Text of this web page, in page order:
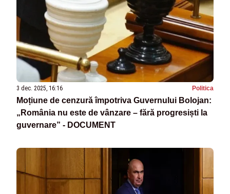
3 dec. 2025, 16:16 Politica
Moțiune de cenzură împotriva Guvernului Bolojan:
„România nu este de vânzare – fără progresiști la
guvernare” - DOCUMENT